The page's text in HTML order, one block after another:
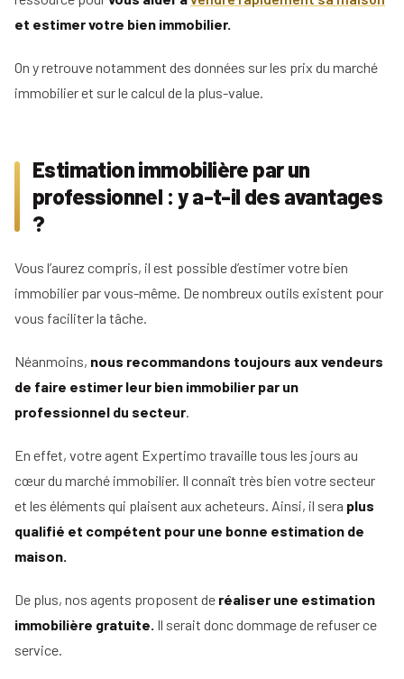
et estimer votre bien immobilier.
On y retrouve notamment des données sur les prix du marché
immobilier et sur le calcul de la plus-value.
Estimation immobilière par un
professionnel : y a-t-il des avantages
?
Vous l’aurez compris, il est possible d’estimer votre bien
immobilier par vous-même. De nombreux outils existent pour
vous faciliter la tâche.
Néanmoins, nous recommandons toujours aux vendeurs
de faire estimer leur bien immobilier par un
professionnel du secteur.
En effet, votre agent Expertimo travaille tous les jours au
cœur du marché immobilier. Il connaît très bien votre secteur
et les éléments qui plaisent aux acheteurs. Ainsi, il sera plus
qualifié et compétent pour une bonne estimation de
maison.
De plus, nos agents proposent de réaliser une estimation
immobilière gratuite. Il serait donc dommage de refuser ce
service.